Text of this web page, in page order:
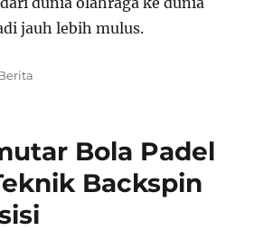
jauh lebih mulus.
Bola Padel
Backspin